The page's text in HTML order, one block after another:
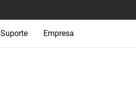
Suporte Empresa